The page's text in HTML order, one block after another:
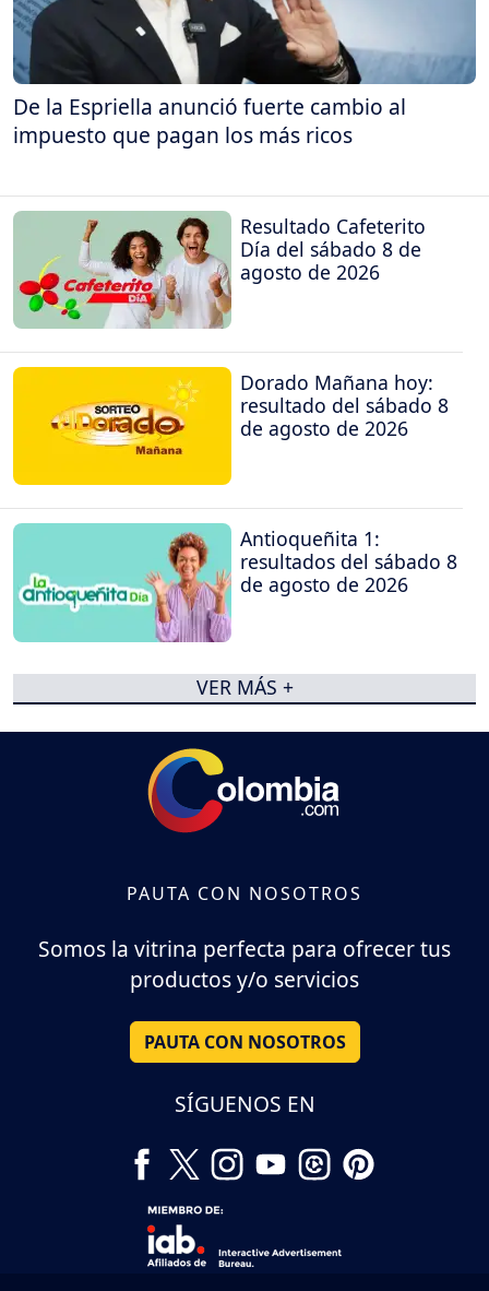
De la Espriella anunció fuerte cambio al
impuesto que pagan los más ricos
Resultado Cafeterito
Día del sábado 8 de
agosto de 2026
Dorado Mañana hoy:
resultado del sábado 8
de agosto de 2026
Antioqueñita 1:
resultados del sábado 8
de agosto de 2026
VER MÁS +
PAUTA CON NOSOTROS
Somos la vitrina perfecta para ofrecer tus
productos y/o servicios
PAUTA CON NOSOTROS
SÍGUENOS EN